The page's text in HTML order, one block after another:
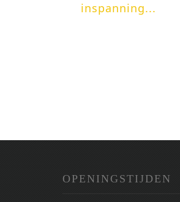
inspanning...
OPENINGSTIJDEN